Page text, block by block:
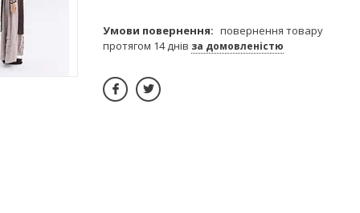
повернення товару
протягом 14 днів за домовленістю